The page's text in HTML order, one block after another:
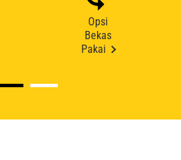
Opsi
Bekas
Pakai